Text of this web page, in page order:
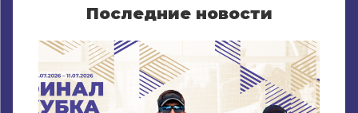
Последние новости